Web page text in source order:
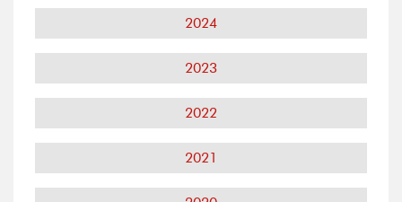
2024
2023
2022
2021